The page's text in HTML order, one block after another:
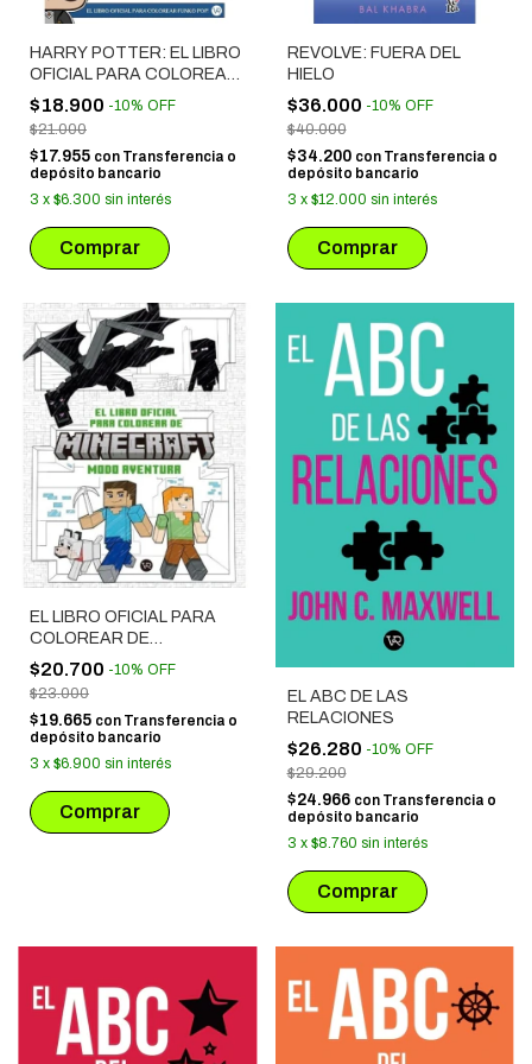
HARRY POTTER: EL LIBRO
OFICIAL PARA COLOREAR
FUNKO POP !
$18.900 -10% OFF
$21.000
$17.955 con Transferencia o
depósito bancario
3 x $6.300 sin interés
REVOLVE: FUERA DEL
HIELO
$36.000 -10% OFF
$40.000
$34.200 con Transferencia o
depósito bancario
3 x $12.000 sin interés
EL LIBRO OFICIAL PARA
COLOREAR DE
MINECRAFT : MODO
AVENTURA
$20.700 -10% OFF
$23.000
$19.665 con Transferencia o
depósito bancario
3 x $6.900 sin interés
EL ABC DE LAS
RELACIONES
$26.280 -10% OFF
$29.200
$24.966 con Transferencia o
depósito bancario
3 x $8.760 sin interés